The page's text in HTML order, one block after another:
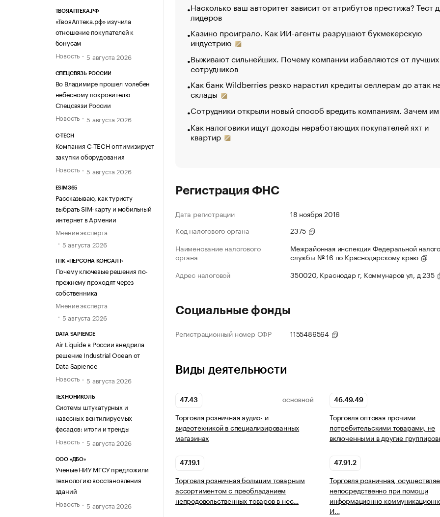
ТВОЯАПТЕКА.РФ
«ТвояАптека.рф» изучила
отношение покупателей к
бонусам
Новость
5 августа 2026
СПЕЦСВЯЗЬ РОССИИ
Во Владимире прошел молебен
небесному покровителю
Спецсвязи России
Новость
5 августа 2026
C-TECH
Компания C-TECH оптимизирует
закупки оборудования
Новость
5 августа 2026
ESIM365
Рассказываю, как туристу
выбрать SIM-карту и мобильный
интернет в Армении
Мнение эксперта
5 августа 2026
ГПК «ПЕРСОНА КОНСАЛТ»
Почему ключевые решения по-
прежнему проходят через
собственника
Мнение эксперта
5 августа 2026
DATA SAPIENCE
Air Liquide в России внедрила
решение Industrial Ocean от
Data Sapience
Новость
5 августа 2026
ТЕХНОНИКОЛЬ
Системы штукатурных и
навесных вентилируемых
фасадов: итоги и тренды
Новость
5 августа 2026
ООО «ДБО»
Ученые НИУ МГСУ предложили
технологию восстановления
зданий
Новость
5 августа 2026
Насколько ваш авторитет зависит от атрибутов престижа? Тест
лидеров
Казино проиграло. Как ИИ-агенты разрушают букмекерскую
индустрию
Выживают сильнейших. Почему компании избавляются от лучших
сотрудников
Как банк Wildberries резко нарастил кредиты селлерам до атак
склады
Сотрудники открыли новый способ вредить компаниям. Зачем
Как налоговики ищут доходы неработающих покупателей яхт и
квартир
Регистрация ФНС
Дата регистрации
18 ноября 2016
Код налогового органа
2375
Наименование налогового
органа
Межрайонная инспекция Федеральной
службы № 16 по Краснодарскому краю
Адрес налоговой
350020, Краснодар г, Коммунаров ул, д 235
Социальные фонды
Регистрационный номер СФР 1155486564
Виды деятельности
47.43 ОСНОВНОЙ
Торговля розничная аудио- и
видеотехникой в специализированных
магазинах
46.49.49
Торговля оптовая прочими
потребительскими товарами, не
включенными в другие
47.19.1
Торговля розничная большим товарным
ассортиментом с преобладанием
непродовольственных товаров в нес…
47.91.2
Торговля розничная,
непосредственно при помощи
информационно-
И…